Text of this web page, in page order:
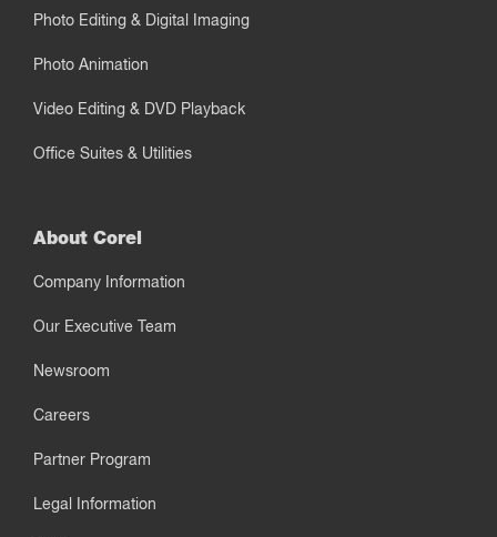
Photo Editing & Digital Imaging
Photo Animation
Video Editing & DVD Playback
Office Suites & Utilities
About Corel
Company Information
Our Executive Team
Newsroom
Careers
Partner Program
Legal Information